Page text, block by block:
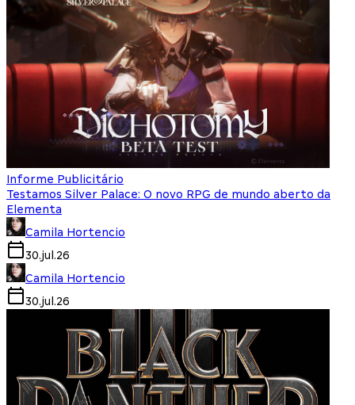
Informe Publicitário
Testamos Silver Palace: O novo RPG de mundo aberto da
Elementa
Camila Hortencio
30.jul.26
Camila Hortencio
30.jul.26